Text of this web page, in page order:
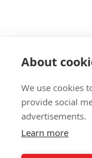
About
We use cookies
provide social
advertisements.
Learn more